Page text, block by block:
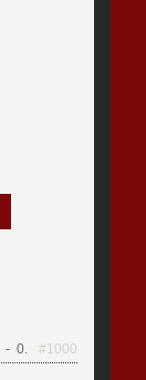
- 0.
#1000